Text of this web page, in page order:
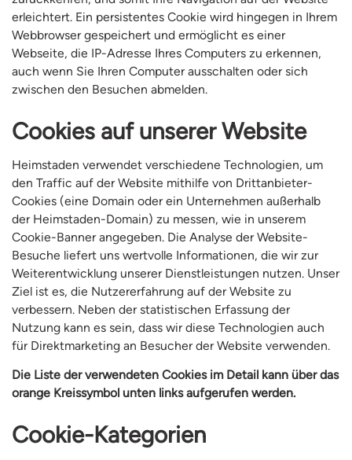
erleichtert. Ein persistentes Cookie wird hingegen in Ihrem
Webbrowser gespeichert und ermöglicht es einer
Webseite, die IP-Adresse Ihres Computers zu erkennen,
auch wenn Sie Ihren Computer ausschalten oder sich
zwischen den Besuchen abmelden.
Cookies auf unserer Website
Heimstaden verwendet verschiedene Technologien, um
den Traffic auf der Website mithilfe von Drittanbieter-
Cookies (eine Domain oder ein Unternehmen außerhalb
der Heimstaden-Domain) zu messen, wie in unserem
Cookie-Banner angegeben. Die Analyse der Website-
Besuche liefert uns wertvolle Informationen, die wir zur
Weiterentwicklung unserer Dienstleistungen nutzen. Unser
Ziel ist es, die Nutzererfahrung auf der Website zu
verbessern. Neben der statistischen Erfassung der
Nutzung kann es sein, dass wir diese Technologien auch
für Direktmarketing an Besucher der Website verwenden.
Die Liste der verwendeten Cookies im Detail kann über das
orange Kreissymbol unten links aufgerufen werden.
Cookie-Kategorien